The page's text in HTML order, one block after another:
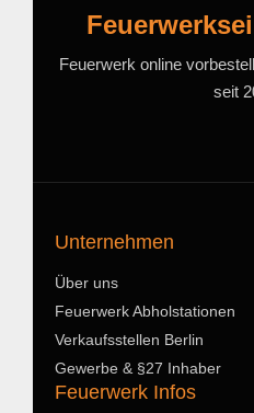
Feuerwerk online
seit
Unternehmen
Über uns
Feuerwerk Abholstationen
Verkaufsstellen Berlin
Gewerbe & §27 Inhaber
Feuerwerk Infos